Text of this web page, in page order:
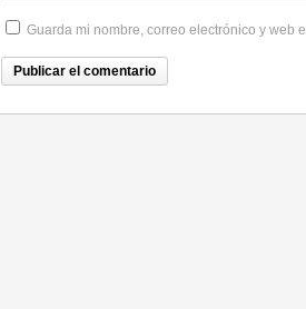
Guarda mi nombre, correo electrónico y web